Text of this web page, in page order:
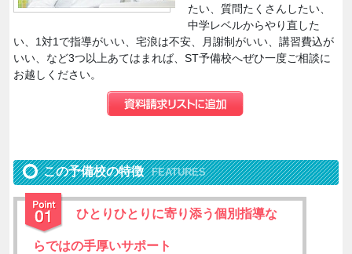
たい、質問たくさんしたい、
中学レベルからやり直した
い、1対1で指導がいい、宅浪は不安、月謝制がいい、講習費込が
いい、など3つ以上あてはまれば、ST予備校へぜひ一度ご相談に
お越しください。
この予備校の特徴 FEATURES
ひとりひとりに寄り添う個別指導な
らではの手厚いサポート